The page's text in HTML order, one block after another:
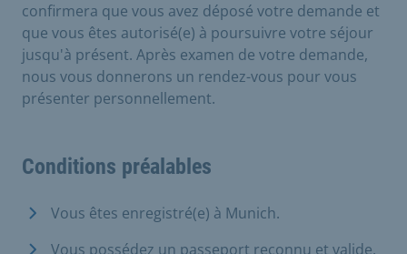
confirmera que vous avez déposé votre demande et
que vous êtes autorisé(e) à poursuivre votre séjour
jusqu'à présent. Après examen de votre demande,
nous vous donnerons un rendez-vous pour vous
présenter personnellement.
Conditions préalables
Vous êtes enregistré(e) à Munich.
Vous possédez un passeport reconnu et valide.